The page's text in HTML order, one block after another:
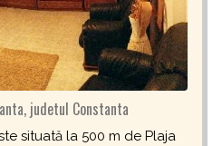
judetul Constanta
situată la 500 m de Plaja